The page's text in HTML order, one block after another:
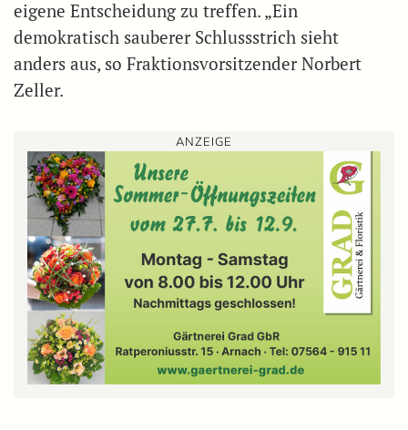
eigene Entscheidung zu treffen. „Ein
demokratisch sauberer Schlussstrich sieht
anders aus, so Fraktionsvorsitzender Norbert
Zeller.
ANZEIGE